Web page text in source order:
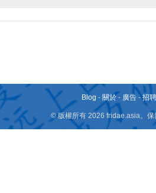
Blog - 關於 - 廣告 -招
© 版權所有 2026 fridae.asia。